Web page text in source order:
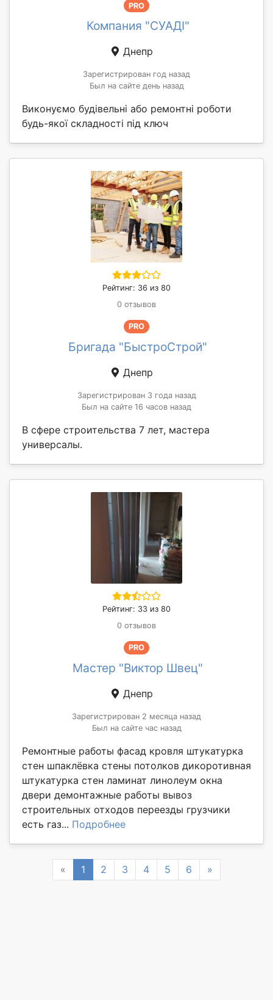
PRO
Компания "СУАДІ"
Днепр
Зарегистрирован год назад
Был на сайте день назад
Виконуємо будівельні або ремонтні роботи
будь-якої складності під ключ
Рейтинг: 36 из 80
0 отзывов
PRO
Бригада "БыстроСтрой"
Днепр
Зарегистрирован 3 года назад
Был на сайте 16 часов назад
В сфере строительства 7 лет, мастера
универсалы.
Рейтинг: 33 из 80
0 отзывов
PRO
Мастер "Виктор Швец"
Днепр
Зарегистрирован 2 месяца назад
Был на сайте час назад
Ремонтные работы фасад кровля штукатурка
стен шпаклёвка стены потолков дикоротивная
штукатурка стен ламинат линолеум окна
двери демонтажные работы вывоз
строительных отходов переезды грузчики
есть газ... Подробнее
« Previous
1 2 3 4 5 6 »